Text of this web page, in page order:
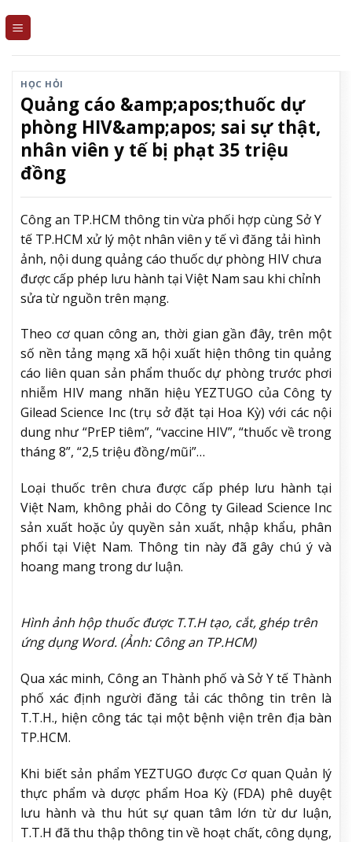
HỌC HỎI
Quảng cáo &amp;apos;thuốc dự
phòng HIV&amp;apos; sai sự thật,
nhân viên y tế bị phạt 35 triệu
đồng
Công an TP.HCM thông tin vừa phối hợp cùng Sở Y
tế TP.HCM xử lý một nhân viên y tế vì đăng tải hình
ảnh, nội dung quảng cáo thuốc dự phòng HIV chưa
được cấp phép lưu hành tại Việt Nam sau khi chỉnh
sửa từ nguồn trên mạng.
Theo cơ quan công an, thời gian gần đây, trên một
số nền tảng mạng xã hội xuất hiện thông tin quảng
cáo liên quan sản phẩm thuốc dự phòng trước phơi
nhiễm HIV mang nhãn hiệu YEZTUGO của Công ty
Gilead Science Inc (trụ sở đặt tại Hoa Kỳ) với các nội
dung như “PrEP tiêm”, “vaccine HIV”, “thuốc về trong
tháng 8”, “2,5 triệu đồng/mũi”…
Loại thuốc trên chưa được cấp phép lưu hành tại
Việt Nam, không phải do Công ty Gilead Science Inc
sản xuất hoặc ủy quyền sản xuất, nhập khẩu, phân
phối tại Việt Nam. Thông tin này đã gây chú ý và
hoang mang trong dư luận.
Hình ảnh hộp thuốc được T.T.H tạo, cắt, ghép trên
ứng dụng Word. (Ảnh: Công an TP.HCM)
Qua xác minh, Công an Thành phố và Sở Y tế Thành
phố xác định người đăng tải các thông tin trên là
T.T.H., hiện công tác tại một bệnh viện trên địa bàn
TP.HCM.
Khi biết sản phẩm YEZTUGO được Cơ quan Quản lý
thực phẩm và dược phẩm Hoa Kỳ (FDA) phê duyệt
lưu hành và thu hút sự quan tâm lớn từ dư luận,
T.T.H đã thu thập thông tin về hoạt chất, công dụng,